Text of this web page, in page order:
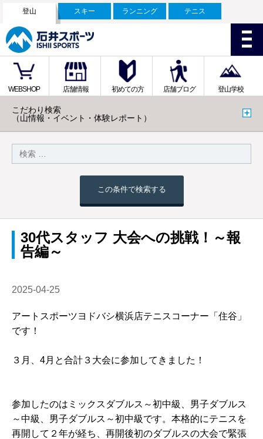
登山 スキー ランニング テニス
WEBSHOP 店舗情報 初めての方 店舗ブログ 登山学校
こだわり検索
（山情報・イベント・体験レポート）
この条件で検索する
30代スタッフ 大会への挑戦！～報
告編～
2025-04-25
アートスポーツヨドバシ横浜店テニスコーナー「住谷」
です！
３月、4月と合計３大会に参加してきました！
参加したのはミックスダブルス～初中級、男子ダブルス
～中級、男子ダブルス～初中級です。本格的にテニスを
再開して２年が経ち、再開後初のダブルスの大会で緊張